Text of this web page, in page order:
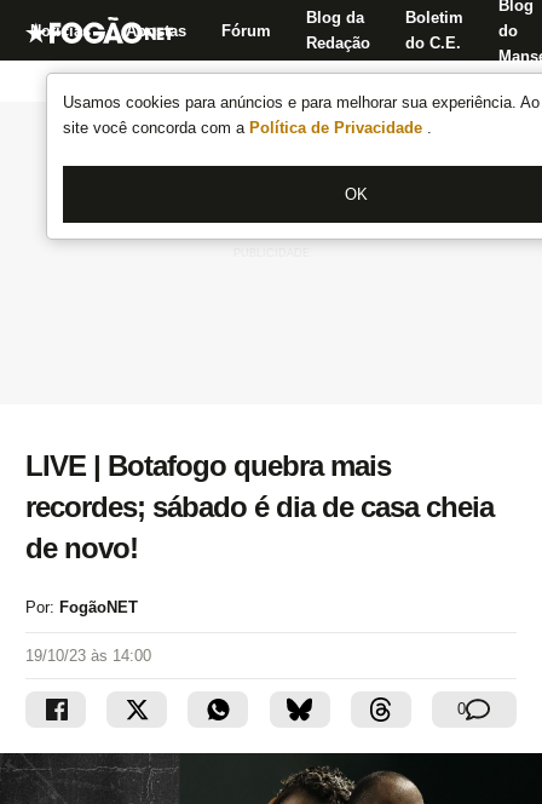
Usamos cookies para anúncios e para melhorar sua experiência.
site você concorda com a Política de Privacidade .
OK
Notícias Apostas Fórum
Blog da
Redação
Boletim
do C.E.
Blog
do
LIVE | Botafogo quebra mais
recordes; sábado é dia de casa cheia
de novo!
Por: FogãoNET
19/10/23 às 14:00
0